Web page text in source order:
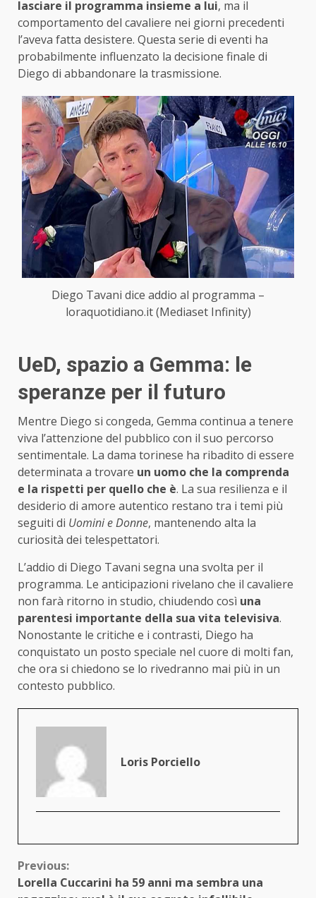
lasciare il programma insieme a lui, ma il
comportamento del cavaliere nei giorni precedenti
l’aveva fatta desistere. Questa serie di eventi ha
probabilmente influenzato la decisione finale di
Diego di abbandonare la trasmissione.
Diego Tavani dice addio al programma –
loraquotidiano.it (Mediaset Infinity)
UeD, spazio a Gemma: le
speranze per il futuro
Mentre Diego si congeda, Gemma continua a tenere
viva l’attenzione del pubblico con il suo percorso
sentimentale. La dama torinese ha ribadito di essere
determinata a trovare un uomo che la comprenda
e la rispetti per quello che è. La sua resilienza e il
desiderio di amore autentico restano tra i temi più
seguiti di Uomini e Donne, mantenendo alta la
curiosità dei telespettatori.
L’addio di Diego Tavani segna una svolta per il
programma. Le anticipazioni rivelano che il cavaliere
non farà ritorno in studio, chiudendo così una
parentesi importante della sua vita televisiva.
Nonostante le critiche e i contrasti, Diego ha
conquistato un posto speciale nel cuore di molti fan,
che ora si chiedono se lo rivedranno mai più in un
contesto pubblico.
Loris Porciello
Continue
Previous:
Lorella Cuccarini ha 59 anni ma sembra una